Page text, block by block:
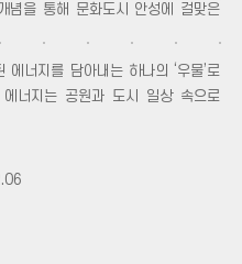
념을 통해 문화도시 안성에 걸맞은
너지를 담아내는 하나의 ‘우물’로
너지는 공원과 도시 일상 속으로